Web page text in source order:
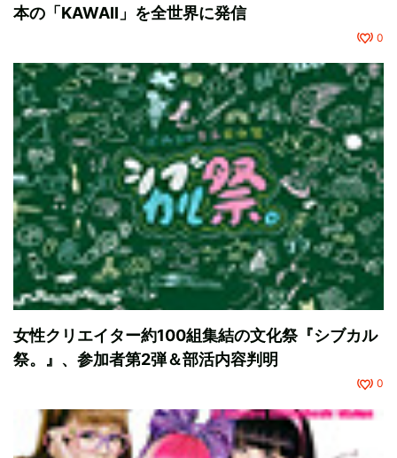
本の「KAWAII」を全世界に発信
0
女性クリエイター約100組集結の文化祭『シブカル
祭。』、参加者第2弾＆部活内容判明
0